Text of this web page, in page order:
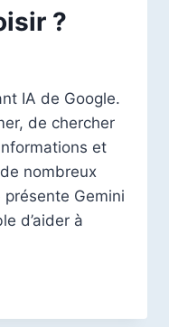
?
IA de Google.
de chercher
et
nombreux
Gemini
d’aider à